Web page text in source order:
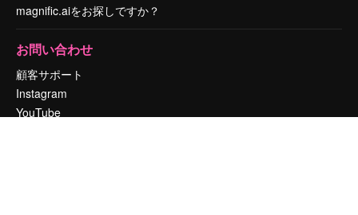
magnific.aiをお探しですか？
お問い合わせ
顧客サポート
Instagram
YouTube